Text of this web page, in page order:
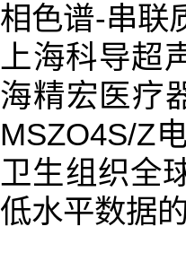
相色谱-串联
上海科导超
海精宏医疗
MSZO4S/Z
卫生组织全
低水平数据的